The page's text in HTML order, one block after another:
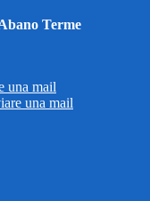
Terme
una mail
una mail